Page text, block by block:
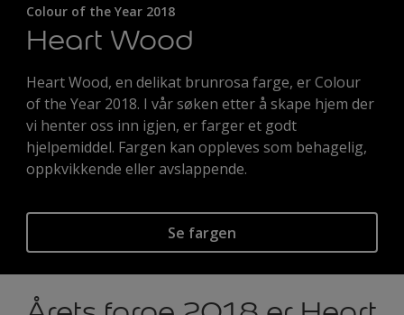
Colour of the Year 2018
Heart Wood
Heart Wood, en delikat brunrosa farge, er Colour
of the Year 2018. I vår søken etter å skape hjem der
vi henter oss inn igjen, er farger et godt
hjelpemiddel. Fargen kan oppleves som behagelig,
oppkvikkende eller avslappende.
Se fargen